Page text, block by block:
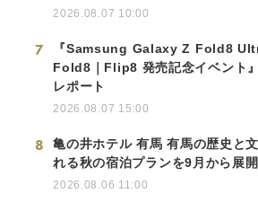
2026.08.07 10:00
7
『Samsung Galaxy Z Fold8
Fold8｜Flip8 発売記念イベント
レポート
2026.08.07 15:00
8
亀の井ホテル 有馬 有馬の歴史と
れる秋の宿泊プランを9月から展開
2026.08.06 11:00